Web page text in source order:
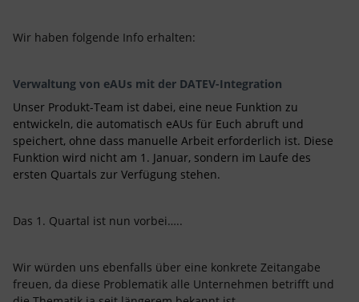
Wir haben folgende Info erhalten:
Verwaltung von eAUs mit der DATEV-Integration
Unser Produkt-Team ist dabei, eine neue Funktion zu
entwickeln, die automatisch eAUs für Euch abruft und
speichert, ohne dass manuelle Arbeit erforderlich ist. Diese
Funktion wird nicht am 1. Januar, sondern im Laufe des
ersten Quartals zur Verfügung stehen.
Das 1. Quartal ist nun vorbei…..
Wir würden uns ebenfalls über eine konkrete Zeitangabe
freuen, da diese Problematik alle Unternehmen betrifft und